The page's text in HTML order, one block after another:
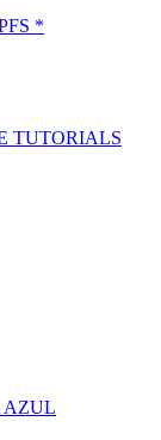
*
TUTORIALS
AZUL